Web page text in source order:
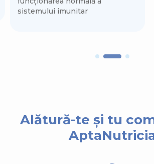
sistemului imunitar
Alătură-te și tu